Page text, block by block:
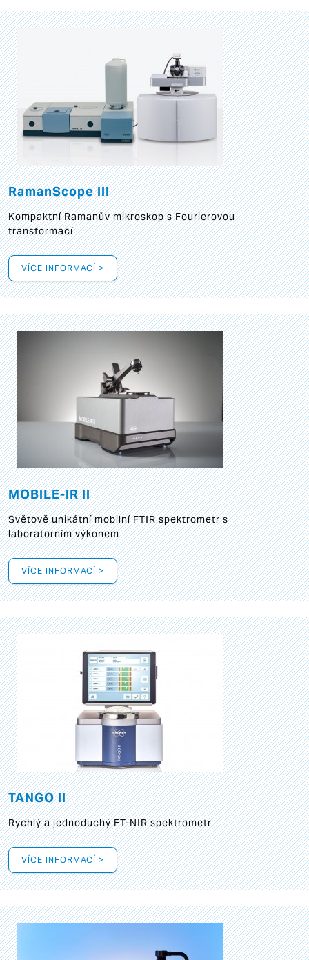
RamanScope III
Kompaktní Ramanův mikroskop s Fourierovou
transformací
VÍCE INFORMACÍ >
MOBILE-IR II
Světově unikátní mobilní FTIR spektrometr s
laboratorním výkonem
VÍCE INFORMACÍ >
TANGO II
Rychlý a jednoduchý FT-NIR spektrometr
VÍCE INFORMACÍ >